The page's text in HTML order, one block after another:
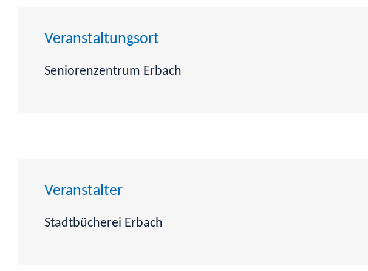
Veranstaltungsort
Seniorenzentrum Erbach
Veranstalter
Stadtbücherei Erbach